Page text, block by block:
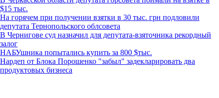
$15 тыс.
На горячем при получении взятки в 30 тыс. грн подловили
депутата Тернопольского облсовета
В Чернигове суд назначил для депутата-взяточника рекордный
залог
НАБУшника попытались купить за 800 $тыс.
Нардеп от Блока Порошенко "забыл" задекларировать два
продуктовых бизнеса